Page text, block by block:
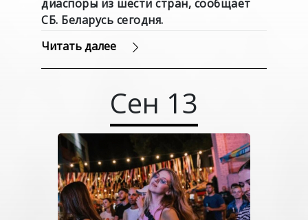
диаспоры из шести стран, сообщает
СБ. Беларусь сегодня.
Читать далее
Сен 13